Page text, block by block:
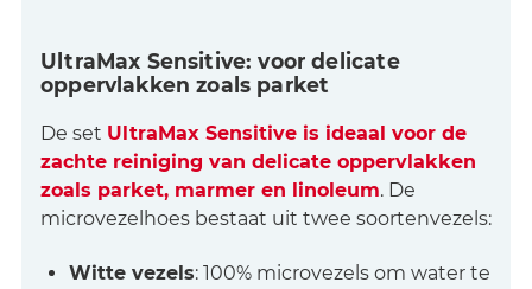
UltraMax Sensitive: voor delicate
oppervlakken zoals parket
De set UltraMax Sensitive is ideaal voor de
zachte reiniging van delicate oppervlakken
zoals parket, marmer en linoleum. De
microvezelhoes bestaat uit twee soortenvezels:
Witte vezels: 100% microvezels om water te